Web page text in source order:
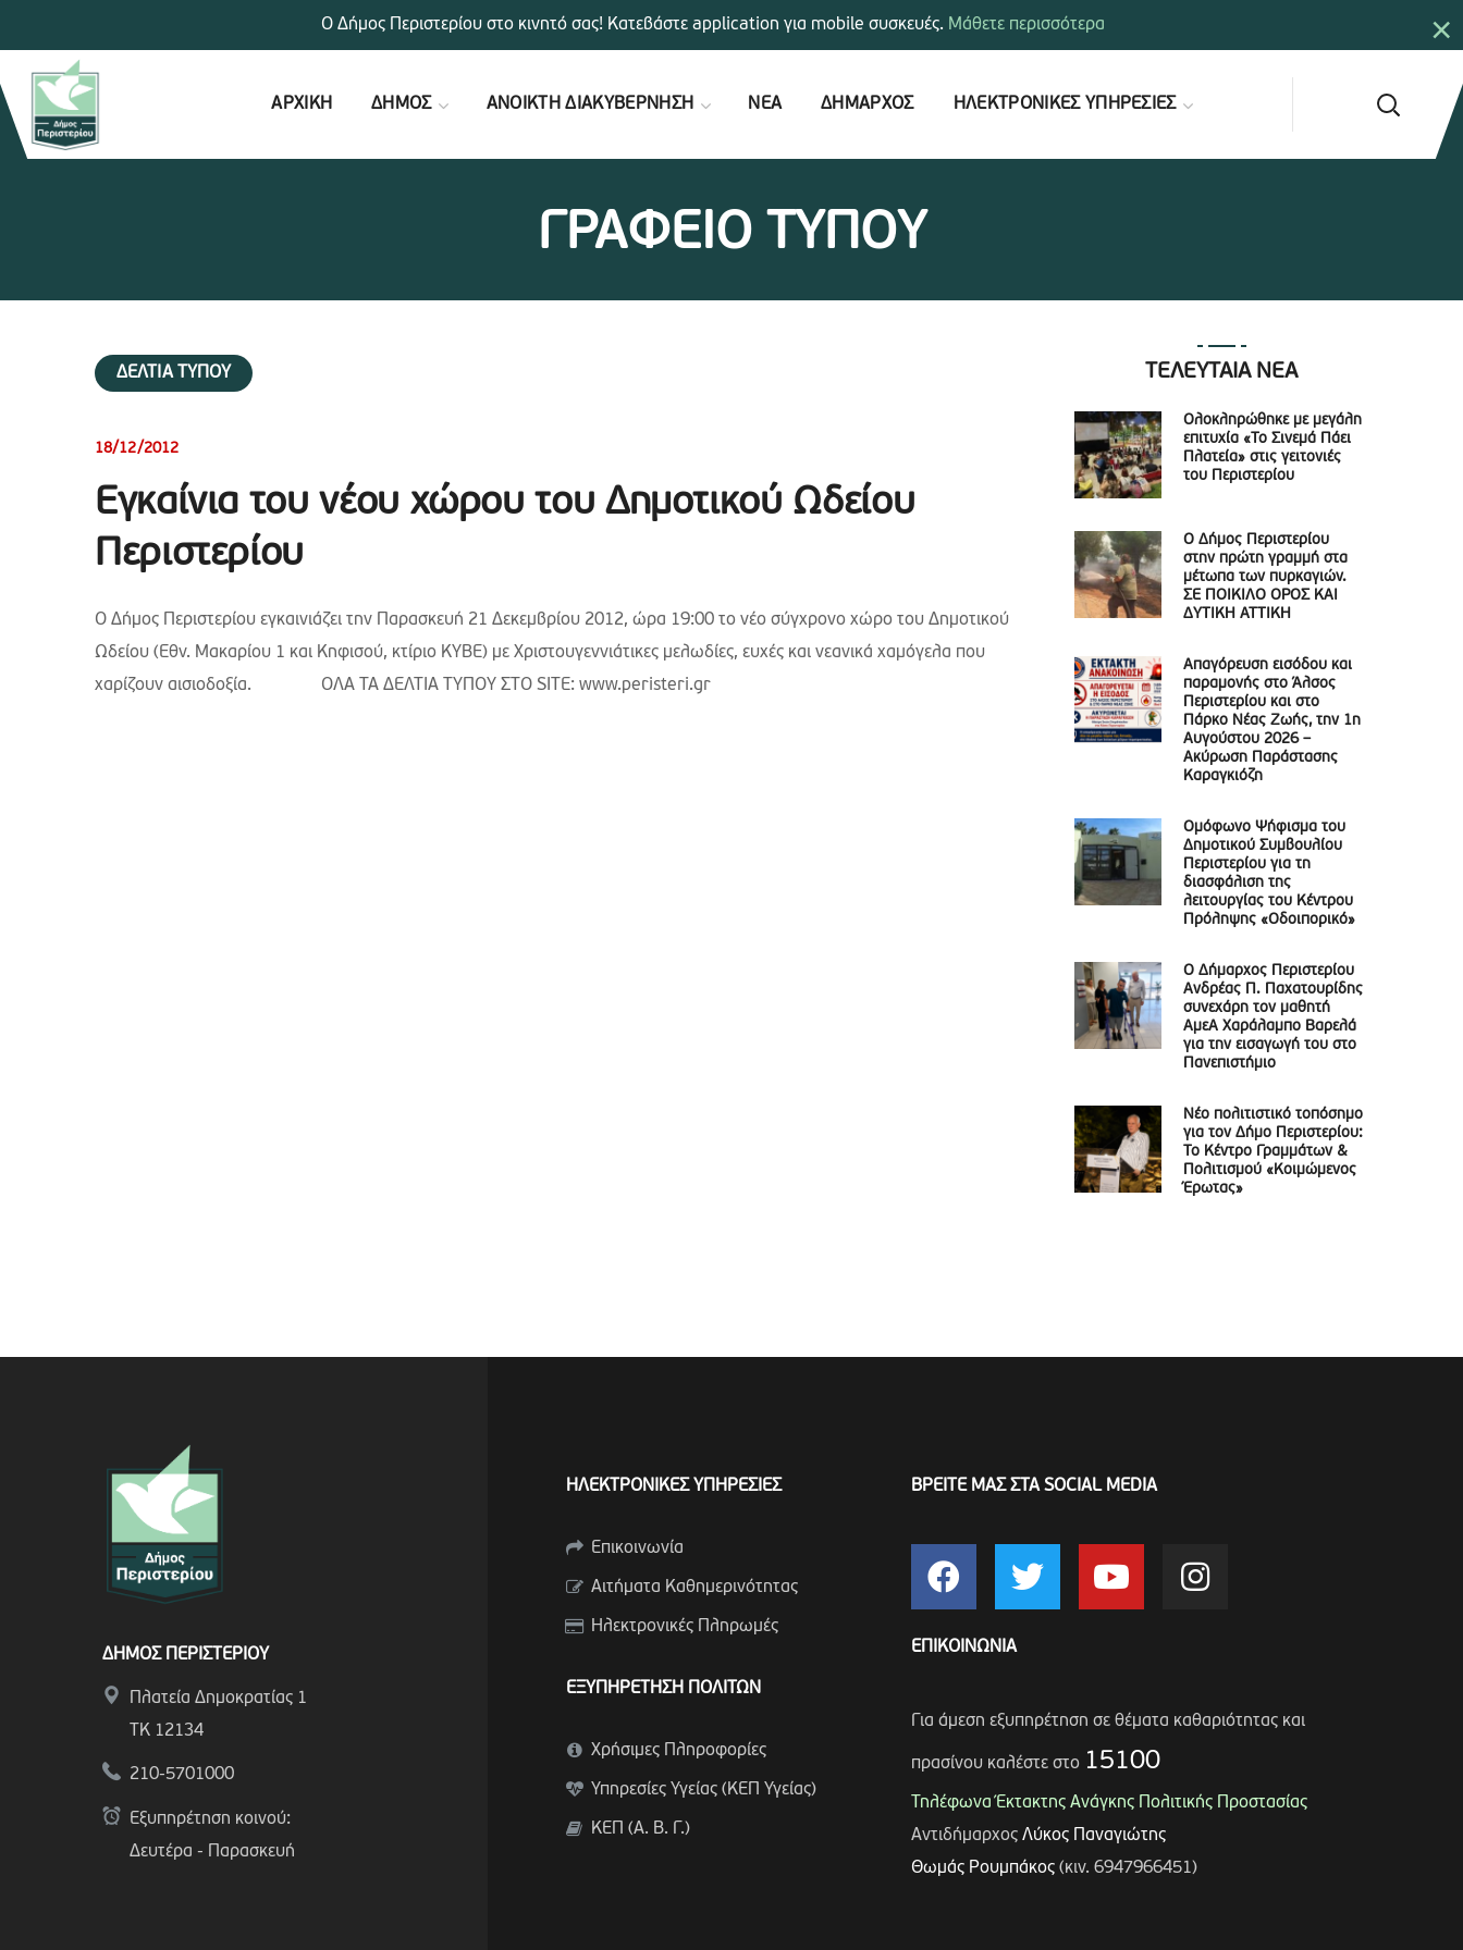
ΑΡΧΙΚΗ ΔΗΜΟΣ ΑΝΟΙΚΤΗ ΔΙΑΚΥΒΕΡΝΗΣΗ ΝΕΑ ΔΗΜΑΡΧΟΣ ΗΛΕΚΤΡΟΝΙΚΕΣ ΥΠΗΡΕΣΙΕΣ
ΓΡΑΦΕΙΟ ΤΥΠΟΥ
ΔΕΛΤΙΑ ΤΥΠΟΥ
18/12/2012
Εγκαίνια του νέου χώρου του Δημοτικού Ωδείου
Περιστερίου
Ο Δήμος Περιστερίου εγκαινιάζει την Παρασκευή 21 Δεκεμβρίου 2012, ώρα 19:00 το νέο σύγχρονο χώρο του Δημοτικού
Ωδείου (Εθν. Μακαρίου 1 και Κηφισού, κτίριο ΚΥΒΕ) με Χριστουγεννιάτικες μελωδίες, ευχές και νεανικά χαμόγελα που
χαρίζουν αισιοδοξία.
ΟΛΑ ΤΑ ΔΕΛΤΙΑ ΤΥΠΟΥ ΣΤΟ SITE: www.peristeri.gr
ΤΕΛΕΥΤΑΙΑ ΝΕΑ
Ολοκληρώθηκε με μεγάλη
επιτυχία «Το Σινεμά Πάει
Πλατεία» στις γειτονιές
του Περιστερίου
Ο Δήμος Περιστερίου
στην πρώτη γραμμή στα
μέτωπα των πυρκαγιών.
ΣΕ ΠΟΙΚΙΛΟ ΟΡΟΣ ΚΑΙ
ΔΥΤΙΚΗ ΑΤΤΙΚΗ
Απαγόρευση εισόδου και
παραμονής στο Άλσος
Περιστερίου και στο
Πάρκο Νέας Ζωής, την 1η
Αυγούστου 2026 –
Ακύρωση Παράστασης
Καραγκιόζη
Ομόφωνο Ψήφισμα του
Δημοτικού Συμβουλίου
Περιστερίου για τη
διασφάλιση της
λειτουργίας του Κέντρου
Πρόληψης «Οδοιπορικό»
Ο Δήμαρχος Περιστερίου
Ανδρέας Π. Παχατουρίδης
συνεχάρη τον μαθητή
ΑμεΑ Χαράλαμπο Βαρελά
για την εισαγωγή του στο
Πανεπιστήμιο
Νέο πολιτιστικό τοπόσημο
για τον Δήμο Περιστερίου:
Το Κέντρο Γραμμάτων &
Πολιτισμού «Κοιμώμενος
Έρωτας»
ΔΗΜΟΣ ΠΕΡΙΣΤΕΡΙΟΥ
Πλατεία Δημοκρατίας 1
ΤΚ 12134
210-5701000
Εξυπηρέτηση κοινού:
Δευτέρα - Παρασκευή
ΗΛΕΚΤΡΟΝΙΚΕΣ ΥΠΗΡΕΣΙΕΣ
Επικοινωνία
Αιτήματα Καθημερινότητας
Ηλεκτρονικές Πληρωμές
ΕΞΥΠΗΡΕΤΗΣΗ ΠΟΛΙΤΩΝ
Χρήσιμες Πληροφορίες
Υπηρεσίες Υγείας (ΚΕΠ Υγείας)
ΚΕΠ (Α. Β. Γ.)
ΒΡΕΙΤΕ ΜΑΣ ΣΤΑ SOCIAL MEDIA
ΕΠΙΚΟΙΝΩΝΙΑ
Για άμεση εξυπηρέτηση σε θέματα καθαριότητας και
πρασίνου καλέστε στο 15100
Τηλέφωνα Έκτακτης Ανάγκης Πολιτικής Προστασίας
Αντιδήμαρχος Λύκος Παναγιώτης
Θωμάς Ρουμπάκος(κιν. 6947966451)
×
Ο Δήμος Περιστερίου στο κινητό σας! Κατεβάστε application για mobile συσκευές. Μάθετε περισσότερα